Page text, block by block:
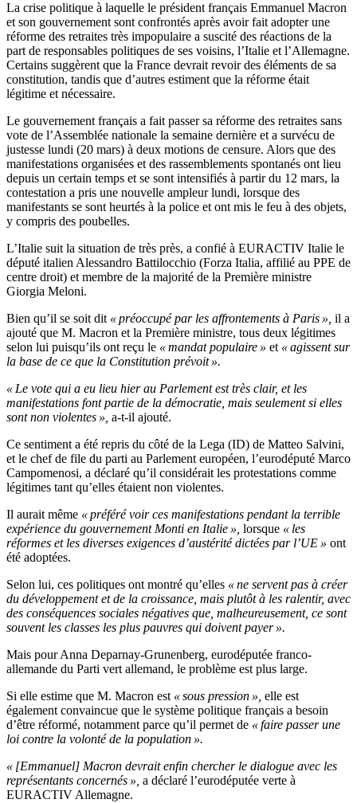
La crise politique à laquelle le président français Emmanuel Macron
et son gouvernement sont confrontés après avoir fait adopter une
réforme des retraites très impopulaire a suscité des réactions de la
part de responsables politiques de ses voisins, l’Italie et l’Allemagne.
Certains suggèrent que la France devrait revoir des éléments de sa
constitution, tandis que d’autres estiment que la réforme était
légitime et nécessaire.
Le gouvernement français a fait passer sa réforme des retraites sans
vote de l’Assemblée nationale la semaine dernière et a survécu de
justesse lundi (20 mars) à deux motions de censure. Alors que des
manifestations organisées et des rassemblements spontanés ont lieu
depuis un certain temps et se sont intensifiés à partir du 12 mars, la
contestation a pris une nouvelle ampleur lundi, lorsque des
manifestants se sont heurtés à la police et ont mis le feu à des objets,
y compris des poubelles.
L’Italie suit la situation de très près, a confié à EURACTIV Italie le
député italien Alessandro Battilocchio (Forza Italia, affilié au PPE de
centre droit) et membre de la majorité de la Première ministre
Giorgia Meloni.
Bien qu’il se soit dit « préoccupé par les affrontements à Paris », il a
ajouté que M. Macron et la Première ministre, tous deux légitimes
selon lui puisqu’ils ont reçu le « mandat populaire » et « agissent sur
la base de ce que la Constitution prévoit ».
« Le vote qui a eu lieu hier au Parlement est très clair, et les
manifestations font partie de la démocratie, mais seulement si elles
sont non violentes », a-t-il ajouté.
Ce sentiment a été repris du côté de la Lega (ID) de Matteo Salvini,
et le chef de file du parti au Parlement européen, l’eurodéputé Marco
Campomenosi, a déclaré qu’il considérait les protestations comme
légitimes tant qu’elles étaient non violentes.
Il aurait même « préféré voir ces manifestations pendant la terrible
expérience du gouvernement Monti en Italie », lorsque « les
réformes et les diverses exigences d’austérité dictées par l’UE » ont
été adoptées.
Selon lui, ces politiques ont montré qu’elles « ne servent pas à créer
du développement et de la croissance, mais plutôt à les ralentir, avec
des conséquences sociales négatives que, malheureusement, ce sont
souvent les classes les plus pauvres qui doivent payer ».
Mais pour Anna Deparnay-Grunenberg, eurodéputée franco-
allemande du Parti vert allemand, le problème est plus large.
Si elle estime que M. Macron est « sous pression », elle est
également convaincue que le système politique français a besoin
d’être réformé, notamment parce qu’il permet de « faire passer une
loi contre la volonté de la population ».
« [Emmanuel] Macron devrait enfin chercher le dialogue avec les
représentants concernés », a déclaré l’eurodéputée verte à
EURACTIV Allemagne.